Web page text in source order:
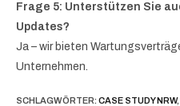
Frage 5: Unterstützen Sie
Updates?
Ja – wir bieten
Unternehmen.
SCHLAGWÖRTER: CASE STUDY NRW,